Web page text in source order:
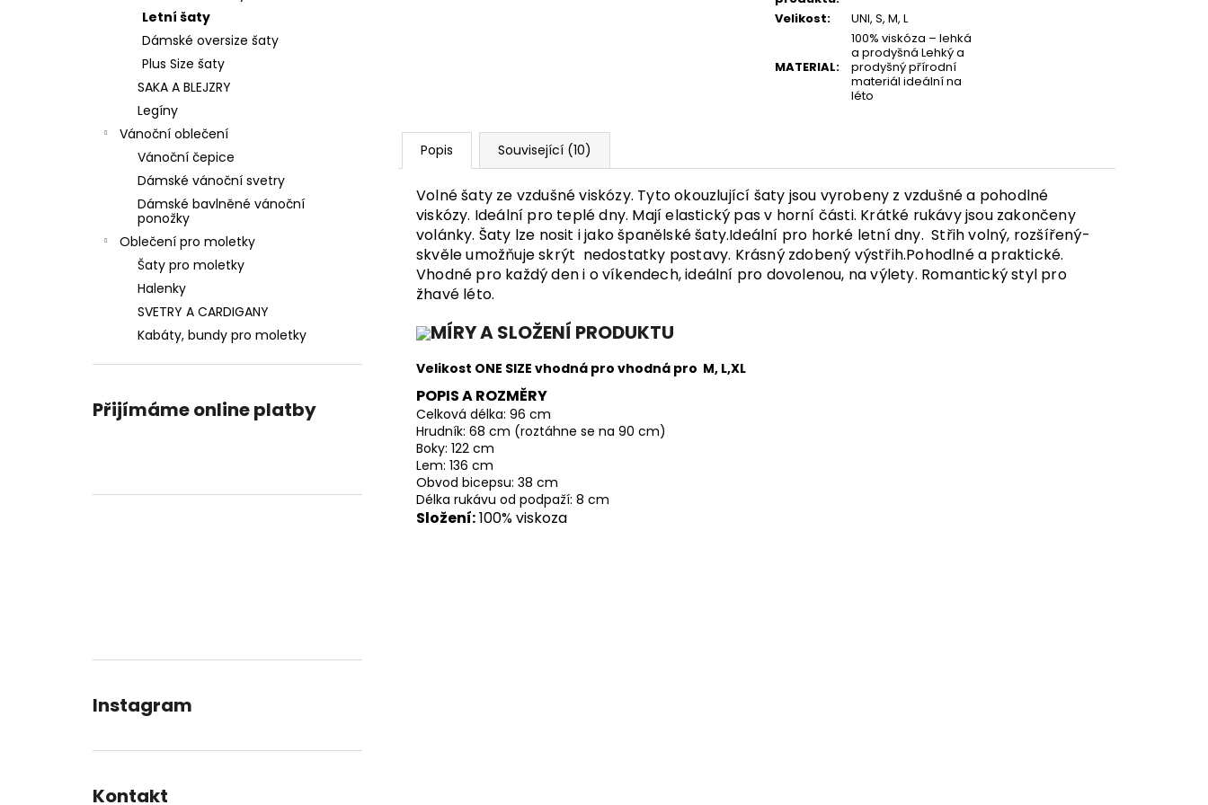
Letní šaty
Dámské oversize šaty
Plus Size šaty
SAKA A BLEJZRY
Legíny
Vánoční oblečení
Vánoční čepice
Dámské vánoční svetry
Dámské bavlněné vánoční
ponožky
Oblečení pro moletky
Šaty pro moletky
Halenky
SVETRY A CARDIGANY
Kabáty, bundy pro moletky
Přijímáme online platby
Instagram
Kontakt
Velikost: UNI, S, M, L
MATERIAL:
100% viskóza – lehká
a prodyšná Lehký a
prodyšný přírodní
materiál ideální na
léto
Popis Související (10)
Volné šaty ze vzdušné viskózy. Tyto okouzlující šaty jsou vyrobeny z vzdušné a pohodlné
viskózy. Ideální pro teplé dny. Mají elastický pas v horní části. Krátké rukávy jsou zakončeny
volánky. Šaty lze nosit i jako španělské šaty.Ideální pro horké letní dny.Střih volný, rozšířený-
skvěle umožňuje skrýt nedostatky postavy. Krásný zdobený výstřih.Pohodlné a praktické.
Vhodné pro každý den i o víkendech, ideální pro dovolenou, na výlety. Romantický styl pro
žhavé léto.
MÍRY A SLOŽENÍ PRODUKTU
Velikost ONE SIZE vhodná pro vhodná pro M, L,XL
POPIS A ROZMĚRY
Celková délka: 96 cm
Hrudník: 68 cm (roztáhne se na 90 cm)
Boky: 122 cm
Lem: 136 cm
Obvod bicepsu: 38 cm
Délka rukávu od podpaží: 8 cm
Složení:100% viskoza